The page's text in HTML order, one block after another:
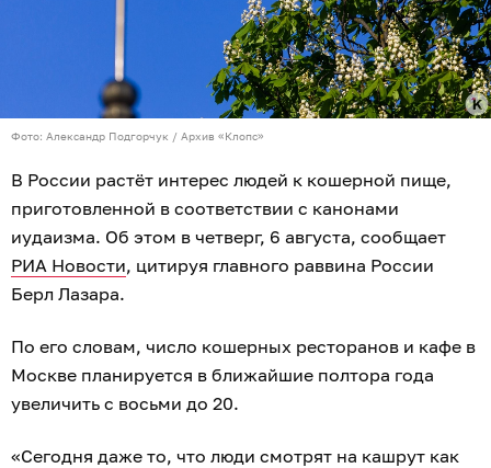
Фото: Александр Подгорчук / Архив «Клопс»
В России растёт интерес людей к кошерной пище,
приготовленной в соответствии с канонами
иудаизма. Об этом в четверг, 6 августа, сообщает
РИА Новости, цитируя главного раввина России
Берл Лазара.
По его словам, число кошерных ресторанов и кафе в
Москве планируется в ближайшие полтора года
увеличить с восьми до 20.
«Сегодня даже то, что люди смотрят на кашрут как